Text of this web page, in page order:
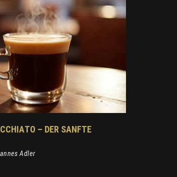
– DER SANFTE
Adler